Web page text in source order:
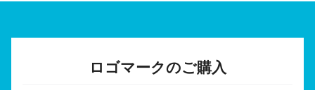
ロゴマークのご購入